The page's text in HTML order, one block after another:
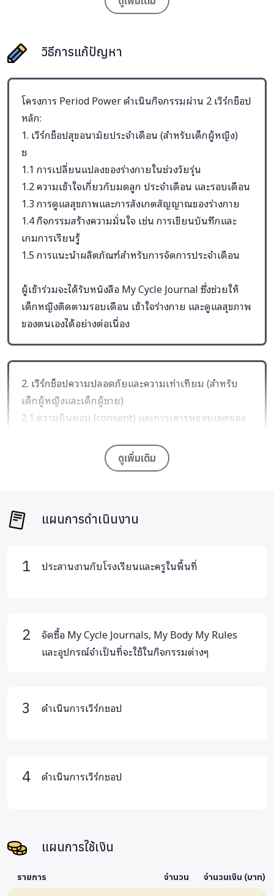
ที่สำคัญ เพื่อให้เยาวชนสามารถดูแลตัวเอง เคารพผู้อื่น และ
เติบโตอย่างปลอดภัย
วิธีการแก้ปัญหา
โครงการ Period Power ดำเนินกิจกรรมผ่าน 2 เวิร์กช็อป
หลัก:
1. เวิร์กช็อปสุขอนามัยประจำเดือน (สำหรับเด็กผู้หญิง)
ช
1.1 การเปลี่ยนแปลงของร่างกายในช่วงวัยรุ่น
1.2 ความเข้าใจเกี่ยวกับมดลูก ประจำเดือน และรอบเดือน
1.3 การดูแลสุขภาพและการสังเกตสัญญาณของร่างกาย
1.4 กิจกรรมสร้างความมั่นใจ เช่น การเขียนบันทึกและ
เกมการเรียนรู้
1.5 การแนะนำผลิตภัณฑ์สำหรับการจัดการประจำเดือน
ผู้เข้าร่วมจะได้รับหนังสือ My Cycle Journal ซึ่งช่วยให้
เด็กหญิงติดตามรอบเดือน เข้าใจร่างกาย และดูแลสุขภาพ
ของตนเองได้อย่างต่อเนื่อง
2. เวิร์กช็อปความปลอดภัยและความเท่าเทียม (สำหรับ
เด็กผู้หญิงและเด็กผู้ชาย)
2.1 ความยินยอม (consent) และการเคารพขอบเขตของ
2.2 การเรียนรู้เกี่ยวกับร่างกายและพื้นที่ส่วนตัว (private
parts) อย่างเหมาะสม
ตนเอง
2.6 การขอความช่วยเหลือจากผู้ใหญ่ที่ไว้ใจได้
สามารถอ่านเพิ่มเติมได้ด้วยตนเอง และครูสามารถนำไป
ใช้ประกอบการเรียนการสอนได้อย่างต่อเนื่อง
เรียนรู้ผ่านประสบการณ์จริง และสามารถนำไปใช้ในชีวิต
ดูเพิ่มเติม
แผนการดำเนินงาน
ประสานงานกับโรงเรียนและครูในพื้นที่
จัดซื้อ My Cycle Journals, My Body My Rules
และอุปกรณ์จำเป็นที่จะใช้ในกิจกรรมต่างๆ
ดำเนินการเวิร์กชอป
ดำเนินการเวิร์กชอป
แผนการใช้เงิน
รายการ จำนวน จำนวนเงิน (บาท)